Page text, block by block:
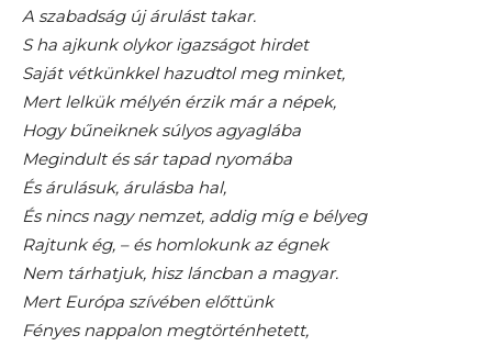
A szabadság új árulást takar.
S ha ajkunk olykor igazságot hirdet
Saját vétkünkkel hazudtol meg minket,
Mert lelkük mélyén érzik már a népek,
Hogy bűneiknek súlyos agyaglába
Megindult és sár tapad nyomába
És árulásuk, árulásba hal,
És nincs nagy nemzet, addig míg e bélyeg
Rajtunk ég, – és homlokunk az égnek
Nem tárhatjuk, hisz láncban a magyar.
Mert Európa szívében előttünk
Fényes nappalon megtörténhetett,